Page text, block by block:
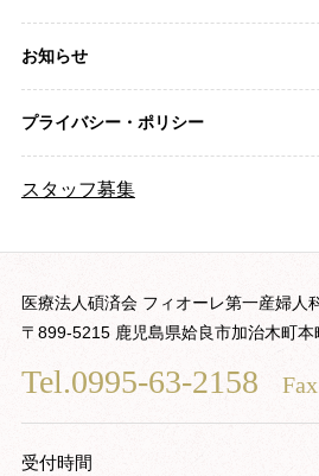
お知らせ
プライバシー・ポリシー
スタッフ募集
医療法人碩済会 フィオーレ第一産婦人
〒899-5215 鹿児島県姶良市加治木町本
Tel.0995-63-2158
受付時間